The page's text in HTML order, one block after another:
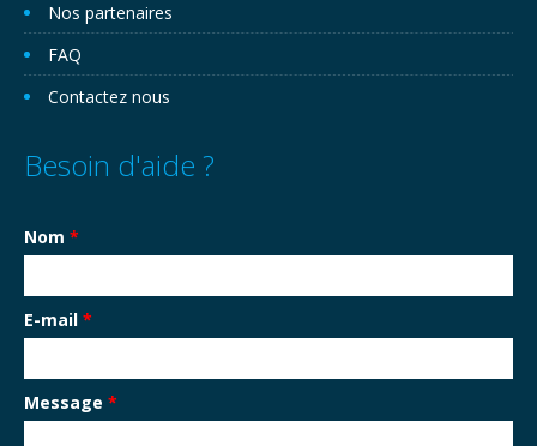
Nos partenaires
FAQ
Contactez nous
Besoin d'aide ?
Nom *
E-mail *
Message *